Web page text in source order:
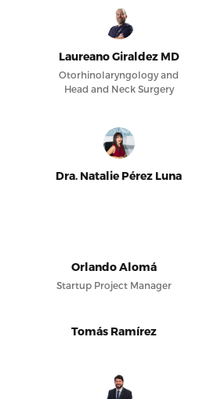
Laureano Giraldez MD
Otorhinolaryngology and
Head and Neck Surgery
Dra. Natalie Pérez Luna
Orlando Alomá
Startup Project Manager
Tomás Ramírez